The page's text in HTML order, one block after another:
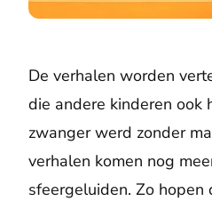
De verhalen worden
die andere kinderen ook
zwanger werd zonder
verhalen komen nog
sfeergeluiden. Zo